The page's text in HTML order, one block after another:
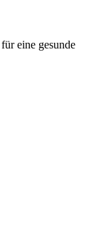
eine gesunde